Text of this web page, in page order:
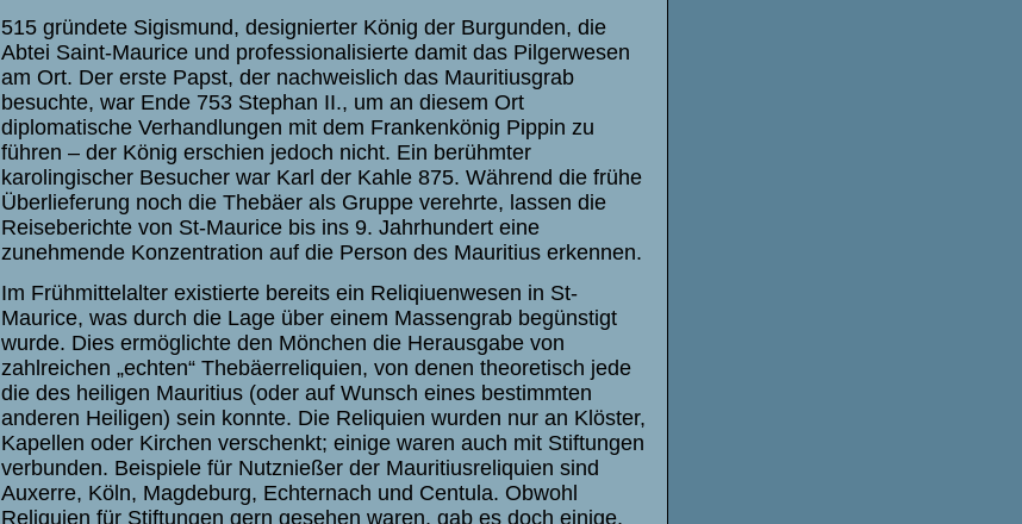
515 gründete Sigismund, designierter König der Burgunden, die
Abtei Saint-Maurice und professionalisierte damit das Pilgerwesen
am Ort. Der erste Papst, der nachweislich das Mauritiusgrab
besuchte, war Ende 753 Stephan II., um an diesem Ort
diplomatische Verhandlungen mit dem Frankenkönig Pippin zu
führen – der König erschien jedoch nicht. Ein berühmter
karolingischer Besucher war Karl der Kahle 875. Während die frühe
Überlieferung noch die Thebäer als Gruppe verehrte, lassen die
Reiseberichte von St-Maurice bis ins 9. Jahrhundert eine
zunehmende Konzentration auf die Person des Mauritius erkennen.
Im Frühmittelalter existierte bereits ein Reliqiuenwesen in St-
Maurice, was durch die Lage über einem Massengrab begünstigt
wurde. Dies ermöglichte den Mönchen die Herausgabe von
zahlreichen „echten“ Thebäerreliquien, von denen theoretisch jede
die des heiligen Mauritius (oder auf Wunsch eines bestimmten
anderen Heiligen) sein konnte. Die Reliquien wurden nur an Klöster,
Kapellen oder Kirchen verschenkt; einige waren auch mit Stiftungen
verbunden. Beispiele für Nutznießer der Mauritiusreliquien sind
Auxerre, Köln, Magdeburg, Echternach und Centula. Obwohl
Reliquien für Stiftungen gern gesehen waren, gab es doch einige,